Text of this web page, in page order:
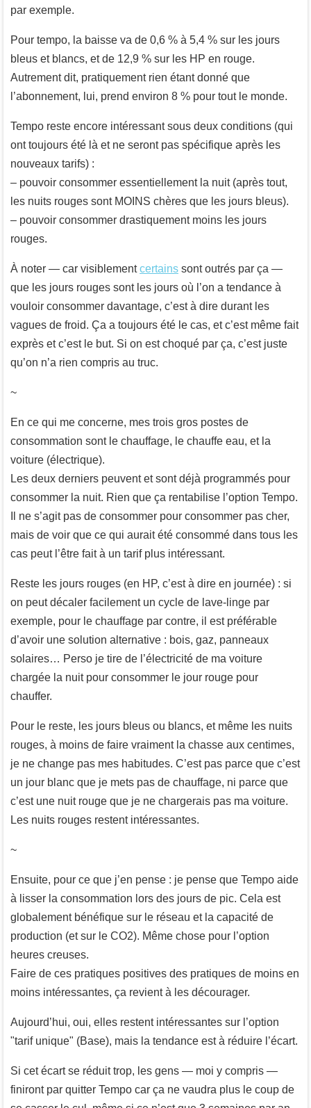
par exemple.
Pour tempo, la baisse va de 0,6 % à 5,4 % sur les jours
bleus et blancs, et de 12,9 % sur les HP en rouge.
Autrement dit, pratiquement rien étant donné que
l’abonnement, lui, prend environ 8 % pour tout le monde.
Tempo reste encore intéressant sous deux conditions (qui
ont toujours été là et ne seront pas spécifique après les
nouveaux tarifs) :
– pouvoir consommer essentiellement la nuit (après tout,
les nuits rouges sont MOINS chères que les jours bleus).
– pouvoir consommer drastiquement moins les jours
rouges.
À noter — car visiblementcertains sont outrés par ça —
que les jours rouges sont les jours où l’on a tendance à
vouloir consommer davantage, c’est à dire durant les
vagues de froid. Ça a toujours été le cas, et c’est même fait
exprès et c’est le but. Si on est choqué par ça, c’est juste
qu’on n’a rien compris au truc.
~
En ce qui me concerne, mes trois gros postes de
consommation sont le chauffage, le chauffe eau, et la
voiture (électrique).
Les deux derniers peuvent et sont déjà programmés pour
consommer la nuit. Rien que ça rentabilise l’option Tempo.
Il ne s’agit pas de consommer pour consommer pas cher,
mais de voir que ce qui aurait été consommé dans tous les
cas peut l’être fait à un tarif plus intéressant.
Reste les jours rouges (en HP, c’est à dire en journée) : si
on peut décaler facilement un cycle de lave-linge par
exemple, pour le chauffage par contre, il est préférable
d’avoir une solution alternative : bois, gaz, panneaux
solaires… Perso je tire de l’électricité de ma voiture
chargée la nuit pour consommer le jour rouge pour
chauffer.
Pour le reste, les jours bleus ou blancs, et même les nuits
rouges, à moins de faire vraiment la chasse aux centimes,
je ne change pas mes habitudes. C’est pas parce que c’est
un jour blanc que je mets pas de chauffage, ni parce que
c’est une nuit rouge que je ne chargerais pas ma voiture.
Les nuits rouges restent intéressantes.
~
Ensuite, pour ce que j’en pense : je pense que Tempo aide
à lisser la consommation lors des jours de pic. Cela est
globalement bénéfique sur le réseau et la capacité de
production (et sur le CO2). Même chose pour l’option
heures creuses.
Faire de ces pratiques positives des pratiques de moins en
moins intéressantes, ça revient à les décourager.
Aujourd’hui, oui, elles restent intéressantes sur l’option
"tarif unique" (Base), mais la tendance est à réduire l’écart.
Si cet écart se réduit trop, les gens — moi y compris —
finiront par quitter Tempo car ça ne vaudra plus le coup de